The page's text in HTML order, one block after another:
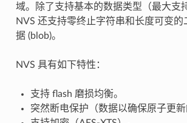
域。除了支持基本的数据类型（最大支
NVS 还支持零终止字符串和长度可变的
据 (blob)。
NVS 具有如下特性：
支持 flash 磨损均衡。
突然断电保护（数据以确保原子更新